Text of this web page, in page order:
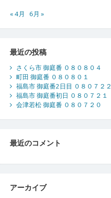
« 4月 6月 »
最近の投稿
さくら市 御庭番 ０８０８０４
町田 御庭番 ０８０８０１
福島市 御庭番2日目 ０８０７２２
福島市 御庭番初日 ０８０７２１
会津若松 御庭番 ０８０７２０
最近のコメント
アーカイブ